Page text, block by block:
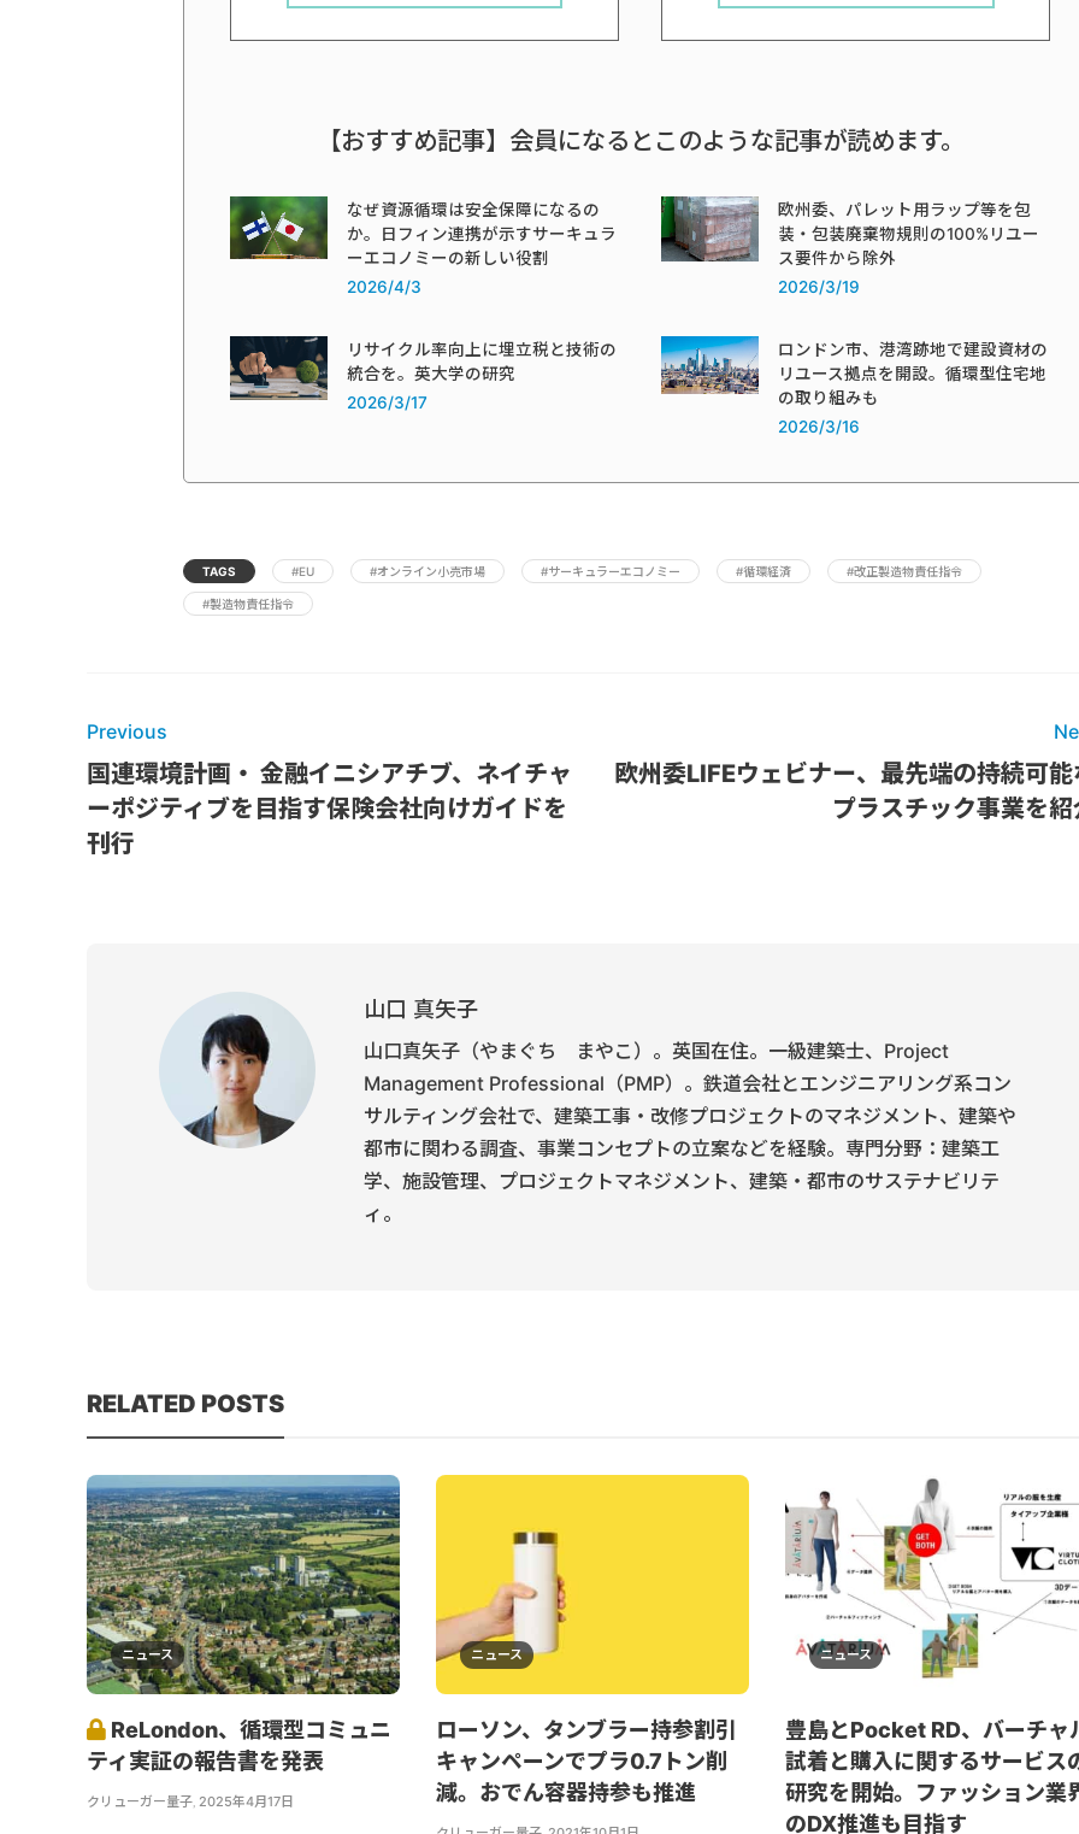
【おすすめ記事】会員になるとこのような記事が読めます。
なぜ資源循環は安全保障になるの
か。日フィン連携が示すサーキュラ
ーエコノミーの新しい役割
2026/4/3
欧州委、パレット用ラップ等を包
装・包装廃棄物規則の100%リユー
ス要件から除外
2026/3/19
リサイクル率向上に埋立税と技術の
統合を。英大学の研究
2026/3/17
ロンドン市、港湾跡地で建設資材の
リユース拠点を開設。循環型住宅地
の取り組みも
2026/3/16
TAGS #EU #オンライン小売市場 #サーキュラーエコノミー #循環経済 #改正製造物責任指令
#製造物責任指令
Previous
国連環境計画・ 金融イニシアチブ、ネイチャ
ーポジティブを目指す保険会社向けガイドを
刊行
欧州委LIFEウェビナー、最先端の持続可能
プラスチック事業を紹
山口 真矢子
山口真矢子（やまぐち まやこ）。英国在住。一級建築士、Project
Management Professional（PMP）。鉄道会社とエンジニアリング系コン
サルティング会社で、建築工事・改修プロジェクトのマネジメント、建築や
都市に関わる調査、事業コンセプトの立案などを経験。専門分野：建築工
学、施設管理、プロジェクトマネジメント、建築・都市のサステナビリテ
ィ。
RELATED POSTS
ニュース
ReLondon、循環型コミュニ
ティ実証の報告書を発表
クリューガー量子, 2025年4月17日
ニュース
ローソン、タンブラー持参割引
キャンペーンでプラ0.7トン削
減。おでん容器持参も推進
ニュース
豊島とPocket RD、バーチャ
試着と購入に関するサービス
研究を開始。ファッション業
のDX推進も目指す